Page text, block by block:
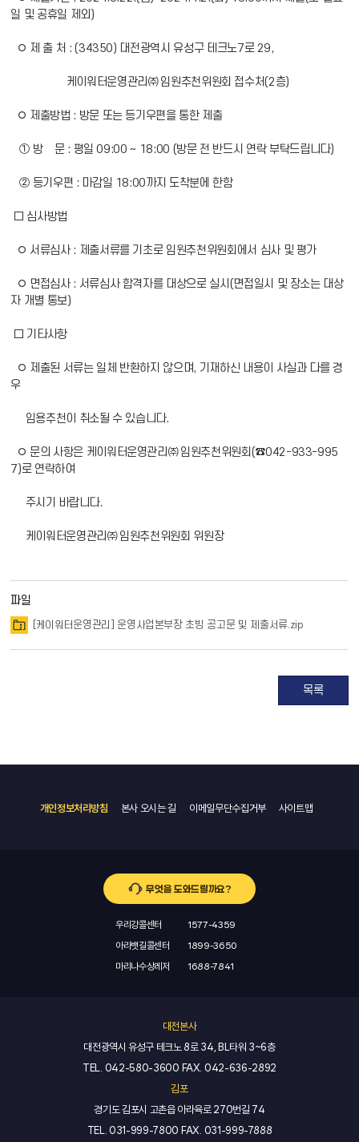
일 및 공휴일 제외)
◦ 제 출 처 : (34350) 대전광역시 유성구 테크노7로 29,
케이워터운영관리㈜ 임원추천위원회 접수처(2층)
◦ 제출방법 : 방문 또는 등기우편을 통한 제출
① 방 문 : 평일 09:00 ~ 18:00 (방문 전 반드시 연락 부탁드립니다)
② 등기우편 : 마감일 18:00까지 도착분에 한함
□ 심사방법
◦ 서류심사 : 제출서류를 기초로 임원추천위원회에서 심사 및 평가
◦ 면접심사 : 서류심사 합격자를 대상으로 실시(면접일시 및 장소는 대상
자 개별 통보)
□ 기타사항
◦ 제출된 서류는 일체 반환하지 않으며, 기재하신 내용이 사실과 다를 경
우
임용추천이 취소될 수 있습니다.
◦ 문의 사항은 케이워터운영관리㈜ 임원추천위원회(☎042-933-995
7)로 연락하여
주시기 바랍니다.
케이워터운영관리㈜ 임원추천위원회 위원장
파일
[케이워터운영관리] 운영사업본부장 초빙 공고문 및 제출서류.zip
목록
개인정보처리방침 본사 오시는 길 이메일무단수집거부 사이트맵
무엇을 도와드릴까요?
우리강콜센터
1577-4359
아라뱃길콜센터
1899-3650
마리나수상레저
1688-7841
대전본사
대전광역시 유성구 테크노 8로 34, BL타워 3~6층
TEL. 042-580-3600 FAX. 042-636-2892
김포
경기도 김포시 고촌읍 아라육로 270번길 74
TEL. 031-999-7800 FAX. 031-999-7888